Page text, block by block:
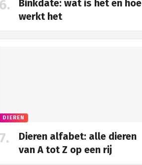
Binkdate: wat is het en hoe
werkt het
DIEREN
Dieren alfabet: alle dieren
van A tot Z op een rij